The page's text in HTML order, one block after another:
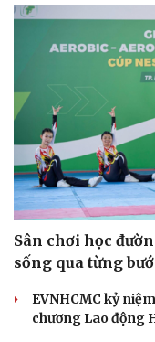
Cải chính
Sân chơi học
sống qua từng
EVNHCMC kỷ
chương Lao động